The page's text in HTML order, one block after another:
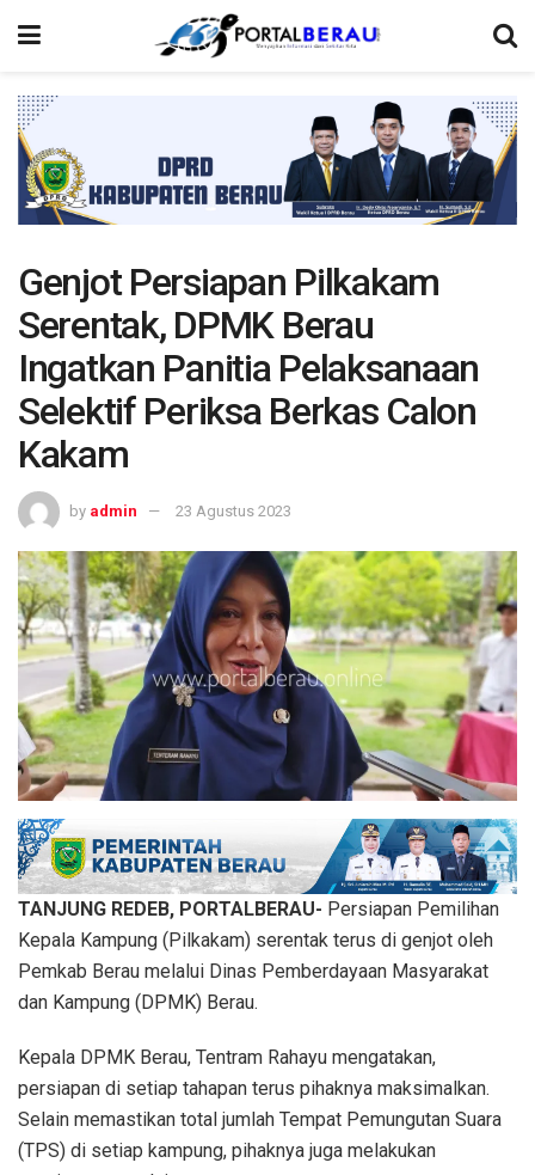
Genjot Persiapan Pilkakam
Serentak, DPMK Berau
Ingatkan Panitia Pelaksanaan
Selektif Periksa Berkas Calon
Kakam
by admin 23 Agustus 2023
TANJUNG REDEB, PORTALBERAU- Persiapan Pemilihan
Kepala Kampung (Pilkakam) serentak terus di genjot oleh
Pemkab Berau melalui Dinas Pemberdayaan Masyarakat
dan Kampung (DPMK) Berau.
Kepala DPMK Berau, Tentram Rahayu mengatakan,
persiapan di setiap tahapan terus pihaknya maksimalkan.
Selain memastikan total jumlah Tempat Pemungutan Suara
(TPS) di setiap kampung, pihaknya juga melakukan